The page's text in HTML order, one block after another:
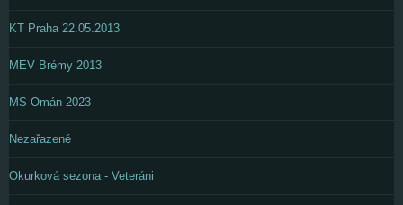
KT Praha 22.05.2013
MEV Brémy 2013
MS Omán 2023
Nezařazené
Okurková sezona - Veteráni